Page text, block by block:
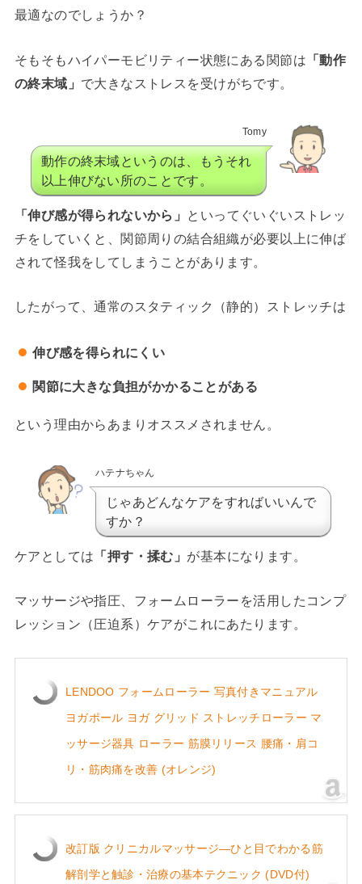
最適なのでしょうか？
そもそもハイパーモビリティー状態にある関節は 「動作
の終末域」 で大きなストレスを受けがちです。
Tomy
動作の終末域というのは、もうそれ
以上伸びない所のことです。
「伸び感が得られないから」 といってぐいぐいストレッ
チをしていくと、関節周りの結合組織が必要以上に伸ば
されて怪我をしてしまうことがあります。
したがって、通常のスタティック（静的）ストレッチは
伸び感を得られにくい
関節に大きな負担がかかることがある
という理由からあまりオススメされません。
ハテナちゃん
じゃあどんなケアをすればいいんで
すか？
ケアとしては 「押す・揉む」 が基本になります。
マッサージや指圧、フォームローラーを活用したコンプ
レッション（圧迫系）ケアがこれにあたります。
LENDOO フォームローラー 写真付きマニュアル
ヨガポール ヨガ グリッド ストレッチローラー マ
ッサージ器具 ローラー 筋膜リリース 腰痛・肩コ
リ・筋肉痛を改善 (オレンジ)
改訂版 クリニカルマッサージ―ひと目でわかる筋
解剖学と触診・治療の基本テクニック (DVD付)